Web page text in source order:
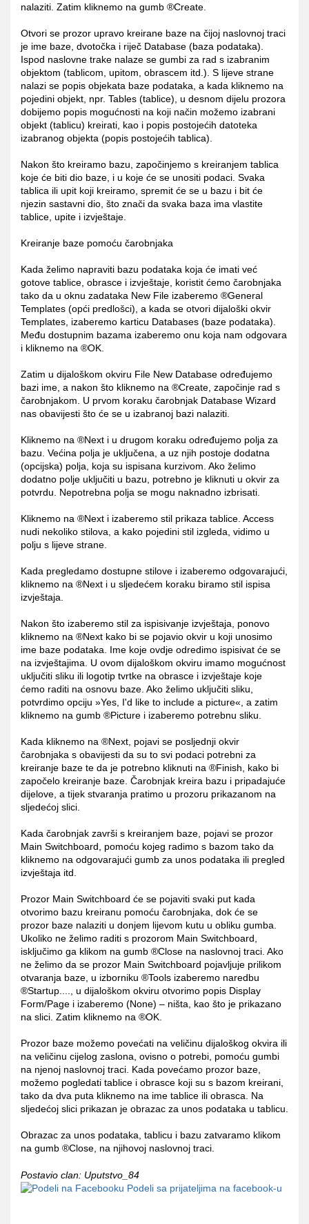
nalaziti. Zatim kliknemo na gumb ®Create.
Otvori se prozor upravo kreirane baze na čijoj naslovnoj traci
je ime baze, dvotočka i riječ Database (baza podataka).
Ispod naslovne trake nalaze se gumbi za rad s izabranim
objektom (tablicom, upitom, obrascem itd.). S lijeve strane
nalazi se popis objekata baze podataka, a kada kliknemo na
pojedini objekt, npr. Tables (tablice), u desnom dijelu prozora
dobijemo popis mogućnosti na koji način možemo izabrani
objekt (tablicu) kreirati, kao i popis postojećih datoteka
izabranog objekta (popis postojećih tablica).
Nakon što kreiramo bazu, započinjemo s kreiranjem tablica
koje će biti dio baze, i u koje će se unositi podaci. Svaka
tablica ili upit koji kreiramo, spremit će se u bazu i bit će
njezin sastavni dio, što znači da svaka baza ima vlastite
tablice, upite i izvještaje.
Kreiranje baze pomoću čarobnjaka
Kada želimo napraviti bazu podataka koja će imati već
gotove tablice, obrasce i izvještaje, koristit ćemo čarobnjaka
tako da u oknu zadataka New File izaberemo ®General
Templates (opći predlošci), a kada se otvori dijaloški okvir
Templates, izaberemo karticu Databases (baze podataka).
Među dostupnim bazama izaberemo onu koja nam odgovara
i kliknemo na ®OK.
Zatim u dijaloškom okviru File New Database određujemo
bazi ime, a nakon što kliknemo na ®Create, započinje rad s
čarobnjakom. U prvom koraku čarobnjak Database Wizard
nas obavijesti što će se u izabranoj bazi nalaziti.
Kliknemo na ®Next i u drugom koraku određujemo polja za
bazu. Većina polja je uključena, a uz njih postoje dodatna
(opcijska) polja, koja su ispisana kurzivom. Ako želimo
dodatno polje uključiti u bazu, potrebno je kliknuti u okvir za
potvrdu. Nepotrebna polja se mogu naknadno izbrisati.
Kliknemo na ®Next i izaberemo stil prikaza tablice. Access
nudi nekoliko stilova, a kako pojedini stil izgleda, vidimo u
polju s lijeve strane.
Kada pregledamo dostupne stilove i izaberemo odgovarajući,
kliknemo na ®Next i u sljedećem koraku biramo stil ispisa
izvještaja.
Nakon što izaberemo stil za ispisivanje izvještaja, ponovo
kliknemo na ®Next kako bi se pojavio okvir u koji unosimo
ime baze podataka. Ime koje ovdje odredimo ispisivat će se
na izvještajima. U ovom dijaloškom okviru imamo mogućnost
uključiti sliku ili logotip tvrtke na obrasce i izvještaje koje
ćemo raditi na osnovu baze. Ako želimo uključiti sliku,
potvrdimo opciju »Yes, I'd like to include a picture«, a zatim
kliknemo na gumb ®Picture i izaberemo potrebnu sliku.
Kada kliknemo na ®Next, pojavi se posljednji okvir
čarobnjaka s obavijesti da su to svi podaci potrebni za
kreiranje baze te da je potrebno kliknuti na ®Finish, kako bi
započelo kreiranje baze. Čarobnjak kreira bazu i pripadajuće
dijelove, a tijek stvaranja pratimo u prozoru prikazanom na
sljedećoj slici.
Kada čarobnjak završi s kreiranjem baze, pojavi se prozor
Main Switchboard, pomoću kojeg radimo s bazom tako da
kliknemo na odgovarajući gumb za unos podataka ili pregled
izvještaja itd.
Prozor Main Switchboard će se pojaviti svaki put kada
otvorimo bazu kreiranu pomoću čarobnjaka, dok će se
prozor baze nalaziti u donjem lijevom kutu u obliku gumba.
Ukoliko ne želimo raditi s prozorom Main Switchboard,
isključimo ga klikom na gumb ®Close na naslovnoj traci. Ako
ne želimo da se prozor Main Switchboard pojavljuje prilikom
otvaranja baze, u izborniku ®Tools izaberemo naredbu
®Startup...., u dijaloškom okviru otvorimo popis Display
Form/Page i izaberemo (None) – ništa, kao što je prikazano
na slici. Zatim kliknemo na ®OK.
Prozor baze možemo povećati na veličinu dijaloškog okvira ili
na veličinu cijelog zaslona, ovisno o potrebi, pomoću gumbi
na njenoj naslovnoj traci. Kada povećamo prozor baze,
možemo pogledati tablice i obrasce koji su s bazom kreirani,
tako da dva puta kliknemo na ime tablice ili obrasca. Na
sljedećoj slici prikazan je obrazac za unos podataka u tablicu.
Obrazac za unos podataka, tablicu i bazu zatvaramo klikom
na gumb ®Close, na njihovoj naslovnoj traci.
Postavio clan: Uputstvo_84
Podeli sa prijateljima na facebook-u